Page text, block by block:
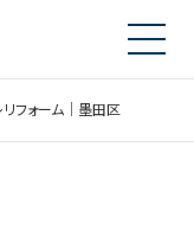
フォーム｜墨田区